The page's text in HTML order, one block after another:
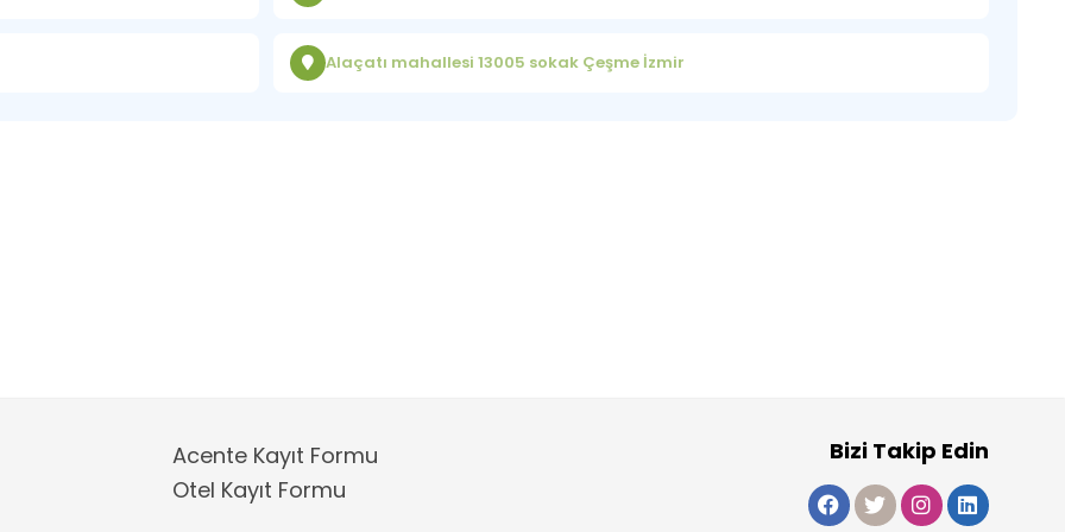
Alaçatı mahallesi 13005 sokak Çeşme İzmir
Acente Kayıt Formu
Otel Kayıt Formu
Bizi Takip Edin